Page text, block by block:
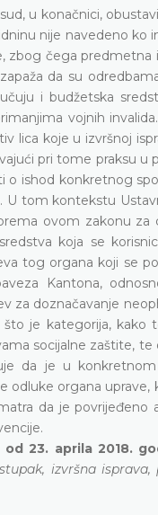
u konačnici,
nije navedeno
zbog čega
da su
i budžetska
vojnih
lica koje u izvršnoj
pri tome praksu u
ishod konkretnog
U tom kontekstu
ovom zakonu
koja se
tog organa koji se
Kantona,
doznačavanje
je kategorija, kako
socijalne zaštite, te
da je u
organa uprave,
da je povrijeđeno
23. aprila 2018.
izvršna